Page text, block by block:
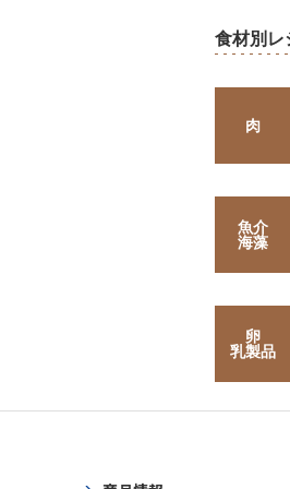
食材別レ
肉
魚介
海藻
卵
乳製品